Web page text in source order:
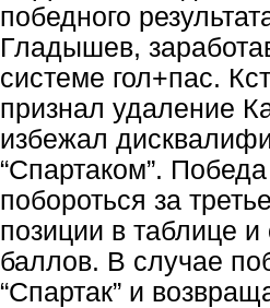
победного
Гладышев,
системе гол+пас.
признал удаление
избежал
“Спартаком”.
побороться за
позиции в таблице
баллов. В случае
“Спартак” и